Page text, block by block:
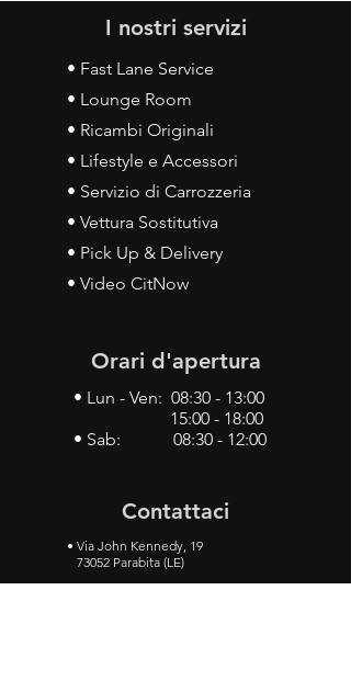
I nostri servizi
• Fast Lane Service
• Lounge Room
• Ricambi Originali
• Lifestyle e Accessori
• Servizio di Carrozzeria
• Vettura Sostitutiva
• Pick Up & Delivery
• Video CitNow
Orari d'apertura
• Lun - Ven: 08:30 - 13:00
15:00 - 18:00
• Sab: 08:30 - 12:00
Contattaci
• Via John Kennedy, 19
73052 Parabita (LE)